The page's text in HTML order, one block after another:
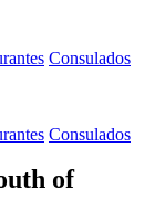
Consulados
Consulados
of